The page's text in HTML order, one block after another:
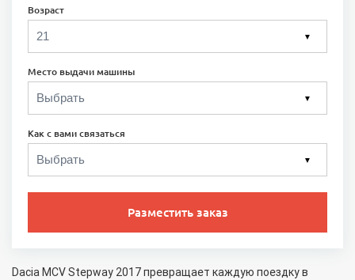
Возраст
▼
Место выдачи машины
▼
Как с вами связаться
▼
Разместить заказ
Dacia MCV Stepway 2017 превращает каждую поездку в